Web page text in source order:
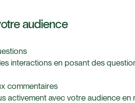
audience
interactions en posant des
commentaires
activement avec votre audience